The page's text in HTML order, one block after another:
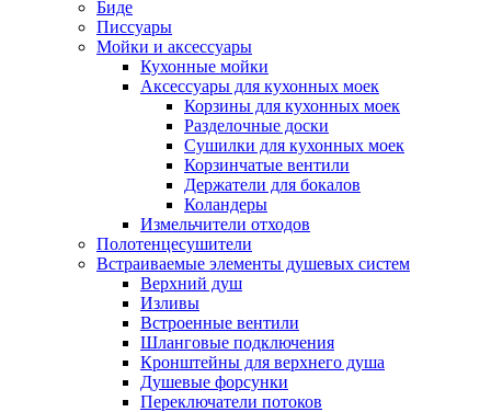
Биде
Писсуары
Мойки и аксессуары
Кухонные мойки
Аксессуары для кухонных моек
Корзины для кухонных моек
Разделочные доски
Сушилки для кухонных моек
Корзинчатые вентили
Держатели для бокалов
Коландеры
Измельчители отходов
Полотенцесушители
Встраиваемые элементы душевых систем
Верхний душ
Изливы
Встроенные вентили
Шланговые подключения
Кронштейны для верхнего душа
Душевые форсунки
Переключатели потоков